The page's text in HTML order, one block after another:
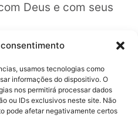
usamos tecnologias como
informações do dispositivo. O
nos permitirá processar dados
ou IDs exclusivos neste site. Não
pode afetar negativamente certos
Deus e com seus
Deus, a alma serve-se
órgãos sensoriais
boca).
e a imortalidade da
no texto de Mateus